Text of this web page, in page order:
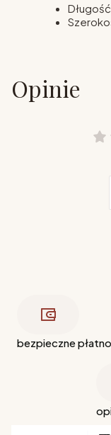
Opinie
bezpieczne